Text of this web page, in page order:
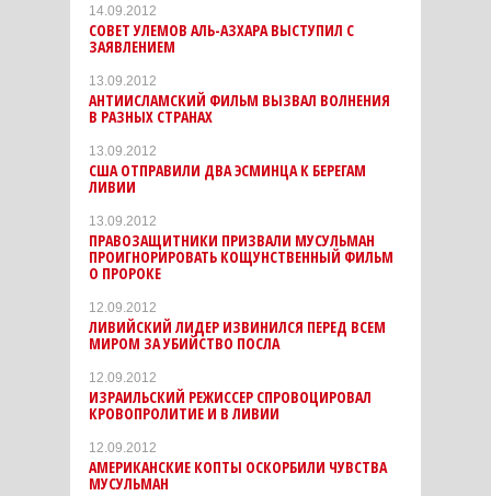
14.09.2012
СОВЕТ УЛЕМОВ АЛЬ-АЗХАРА ВЫСТУПИЛ С
ЗАЯВЛЕНИЕМ
13.09.2012
АНТИИСЛАМСКИЙ ФИЛЬМ ВЫЗВАЛ ВОЛНЕНИЯ
В РАЗНЫХ СТРАНАХ
13.09.2012
США ОТПРАВИЛИ ДВА ЭСМИНЦА К БЕРЕГАМ
ЛИВИИ
13.09.2012
ПРАВОЗАЩИТНИКИ ПРИЗВАЛИ МУСУЛЬМАН
ПРОИГНОРИРОВАТЬ КОЩУНСТВЕННЫЙ ФИЛЬМ
О ПРОРОКЕ
12.09.2012
ЛИВИЙСКИЙ ЛИДЕР ИЗВИНИЛСЯ ПЕРЕД ВСЕМ
МИРОМ ЗА УБИЙСТВО ПОСЛА
12.09.2012
ИЗРАИЛЬСКИЙ РЕЖИССЕР СПРОВОЦИРОВАЛ
КРОВОПРОЛИТИЕ И В ЛИВИИ
12.09.2012
АМЕРИКАНСКИЕ КОПТЫ ОСКОРБИЛИ ЧУВСТВА
МУСУЛЬМАН